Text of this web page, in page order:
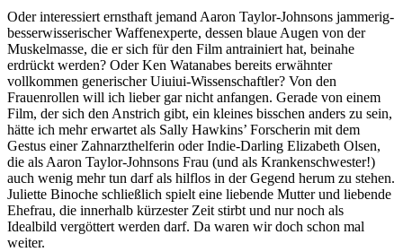
Oder interessiert ernsthaft jemand Aaron Taylor-Johnsons jammerig-
besserwisserischer Waffenexperte, dessen blaue Augen von der
Muskelmasse, die er sich für den Film antrainiert hat, beinahe
erdrückt werden? Oder Ken Watanabes bereits erwähnter
vollkommen generischer Uiuiui-Wissenschaftler? Von den
Frauenrollen will ich lieber gar nicht anfangen. Gerade von einem
Film, der sich den Anstrich gibt, ein kleines bisschen anders zu sein,
hätte ich mehr erwartet als Sally Hawkins’ Forscherin mit dem
Gestus einer Zahnarzthelferin oder Indie-Darling Elizabeth Olsen,
die als Aaron Taylor-Johnsons Frau (und als Krankenschwester!)
auch wenig mehr tun darf als hilflos in der Gegend herum zu stehen.
Juliette Binoche schließlich spielt eine liebende Mutter und liebende
Ehefrau, die innerhalb kürzester Zeit stirbt und nur noch als
Idealbild vergöttert werden darf. Da waren wir doch schon mal
weiter.